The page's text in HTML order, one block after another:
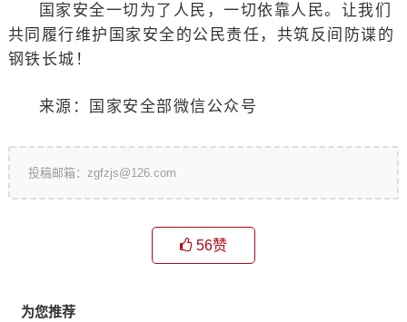
国家安全一切为了人民，一切依靠人民。让我们
共同履行维护国家安全的公民责任，共筑反间防谍的
钢铁长城！
来源：国家安全部微信公众号
投稿邮箱：zgfzjs@126.com
56赞
为您推荐